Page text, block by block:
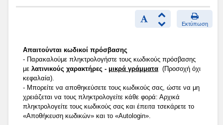
Εκτύπωση
Απαιτούνται κωδικοί πρόσβασης
- Παρακαλούμε πληκτρολογήστε τους κωδικούς πρόσβασης
με λατινικούς χαρακτήρες - μικρά γράμματα (Προσοχή όχι
κεφαλαία).
- Μπορείτε να αποθηκεύσετε τους κωδικούς σας, ώστε να μη
χρειάζεται να τους πληκτρολογείτε κάθε φορά: Αρχικά
πληκτρολογείτε τους κωδικούς σας και έπειτα τσεκάρετε το
«Αποθήκευση κωδικών» και το «Autologin».